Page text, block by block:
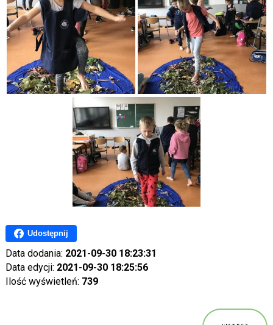
Udostępnij
Data dodania: 2021-09-30 18:23:31
Data edycji: 2021-09-30 18:25:56
Ilość wyświetleń: 739